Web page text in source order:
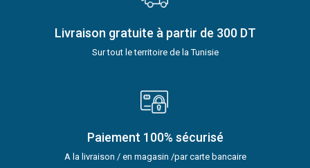
Livraison gratuite à partir de 300 DT
Sur tout le territoire de la Tunisie
Paiement 100% sécurisé
A la livraison / en magasin /par carte bancaire